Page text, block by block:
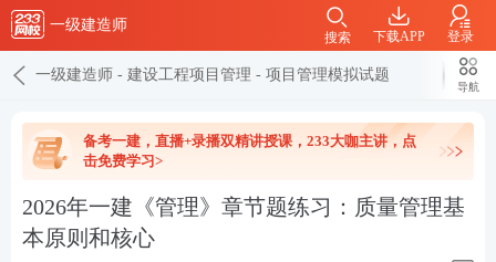
一级建造师
下载APP 登录
搜索
一级建造师 - 建设工程项目管理 - 项目管理模拟试题
导航
备考一建，直播+录播双精讲授课，233大咖主讲，点
击免费学习>
2026年一建《管理》章节题练习：质量管理基
本原则和核心